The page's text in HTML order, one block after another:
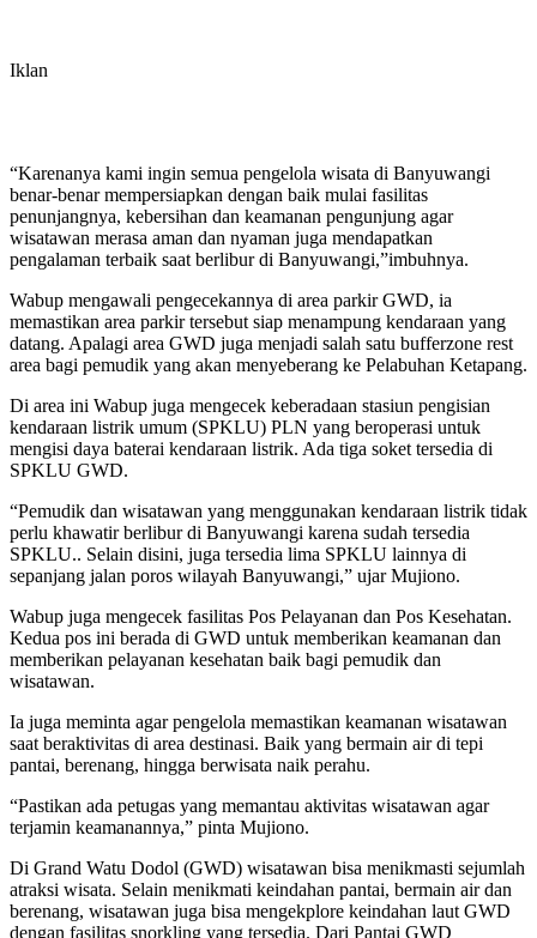
Iklan
“Karenanya kami ingin semua pengelola wisata di Banyuwangi
benar-benar mempersiapkan dengan baik mulai fasilitas
penunjangnya, kebersihan dan keamanan pengunjung agar
wisatawan merasa aman dan nyaman juga mendapatkan
pengalaman terbaik saat berlibur di Banyuwangi,”imbuhnya.
Wabup mengawali pengecekannya di area parkir GWD, ia
memastikan area parkir tersebut siap menampung kendaraan yang
datang. Apalagi area GWD juga menjadi salah satu bufferzone rest
area bagi pemudik yang akan menyeberang ke Pelabuhan Ketapang.
Di area ini Wabup juga mengecek keberadaan stasiun pengisian
kendaraan listrik umum (SPKLU) PLN yang beroperasi untuk
mengisi daya baterai kendaraan listrik. Ada tiga soket tersedia di
SPKLU GWD.
“Pemudik dan wisatawan yang menggunakan kendaraan listrik tidak
perlu khawatir berlibur di Banyuwangi karena sudah tersedia
SPKLU.. Selain disini, juga tersedia lima SPKLU lainnya di
sepanjang jalan poros wilayah Banyuwangi,” ujar Mujiono.
Wabup juga mengecek fasilitas Pos Pelayanan dan Pos Kesehatan.
Kedua pos ini berada di GWD untuk memberikan keamanan dan
memberikan pelayanan kesehatan baik bagi pemudik dan
wisatawan.
Ia juga meminta agar pengelola memastikan keamanan wisatawan
saat beraktivitas di area destinasi. Baik yang bermain air di tepi
pantai, berenang, hingga berwisata naik perahu.
“Pastikan ada petugas yang memantau aktivitas wisatawan agar
terjamin keamanannya,” pinta Mujiono.
Di Grand Watu Dodol (GWD) wisatawan bisa menikmasti sejumlah
atraksi wisata. Selain menikmati keindahan pantai, bermain air dan
berenang, wisatawan juga bisa mengekplore keindahan laut GWD
dengan fasilitas snorkling yang tersedia. Dari Pantai GWD